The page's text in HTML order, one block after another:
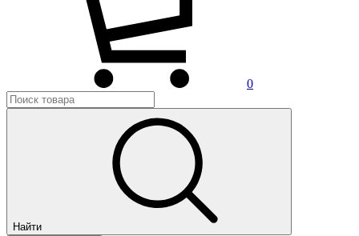
0
Найти